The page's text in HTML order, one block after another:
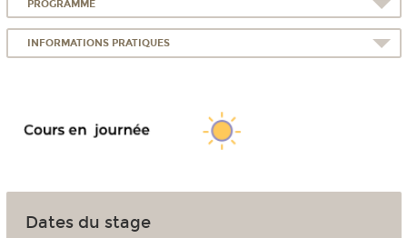
PROGRAMME
INFORMATIONS PRATIQUES
Dates du stage